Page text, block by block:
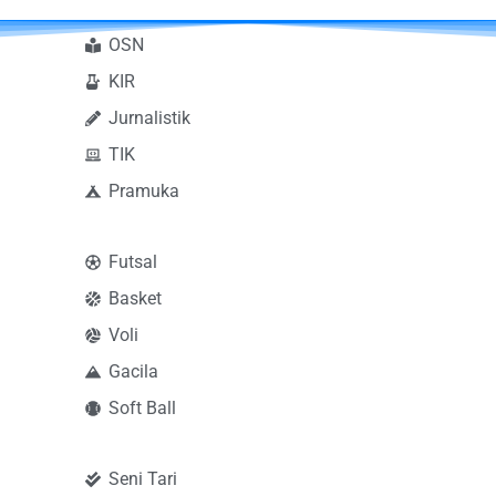
OSN
KIR
Jurnalistik
TIK
Pramuka
Futsal
Basket
Voli
Gacila
Soft Ball
Seni Tari